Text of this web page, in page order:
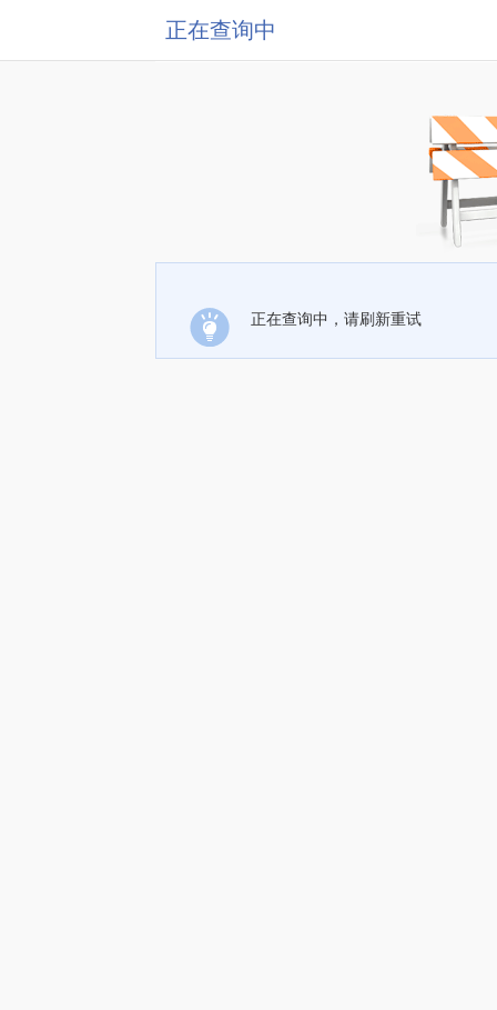
正在查询中
正在查询中，请刷新重试